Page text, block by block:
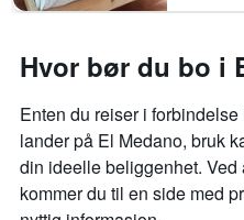
Hvor bør du bo i
Enten du reiser i
lander på El Medano, bruk
din ideelle beliggenhet.
kommer du til en side med